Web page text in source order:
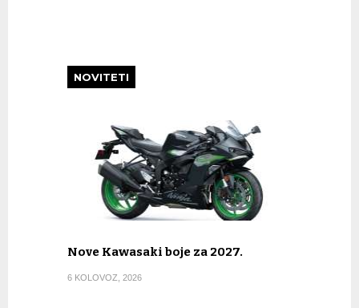
NOVITETI
Nove Kawasaki boje za 2027.
6 KOLOVOZ, 2026